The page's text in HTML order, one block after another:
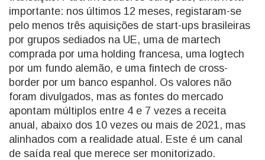
importante: nos últimos 12 meses, registaram-se
pelo menos três aquisições de start-ups brasileiras
por grupos sediados na UE, uma de martech
comprada por uma holding francesa, uma logtech
por um fundo alemão, e uma fintech de cross-
border por um banco espanhol. Os valores não
foram divulgados, mas as fontes do mercado
apontam múltiplos entre 4 e 7 vezes a receita
anual, abaixo dos 10 vezes ou mais de 2021, mas
alinhados com a realidade atual. Este é um canal
de saída real que merece ser monitorizado.